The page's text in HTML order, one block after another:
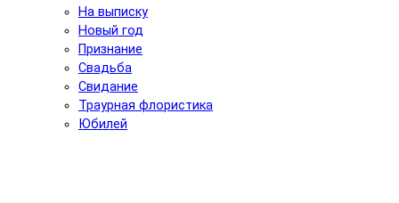
На выписку
Новый год
Признание
Свадьба
Свидание
Траурная флористика
Юбилей